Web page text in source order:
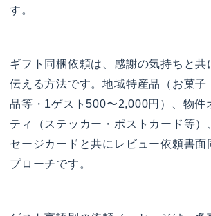
す。
ギフト同梱依頼は、感謝の気持ちと共
伝える方法です。地域特産品（お菓子
品等・1ゲスト500〜2,000円）、物件
ティ（ステッカー・ポストカード等）
セージカードと共にレビュー依頼書面
プローチです。